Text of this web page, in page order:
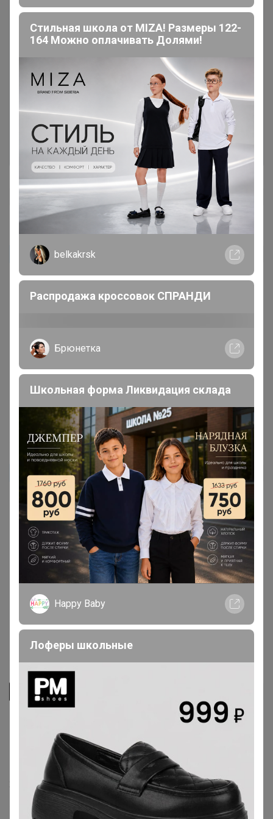
Чтобы написать комментарий необходимо
авторизоваться на сайте!
Это займет меньше минуты
Войти Зарегистрироваться
sliip2009 Автор уже получил заказ!
Один из моих фаворитов, очень ладный у него вкус и
аромат ! Люблю попробовать разные обжарки и
как хороший кофе в любимой кофейни.
19 марта, 2026 11:02
Татьяна Доронина Автор уже получил заказ!
Наверное стабильность, что ещё можно сказать за
этот кофе. Ни разу данный лот у вас не был каким-то
"ни тем". Просто вкусный кофе, а что ещё нужно...
Этот кофе как входной билет в мир нормального
кофе, начало начал, так сказать, особенно после
всякой горелой горькой мерзости и едкой кислоты,
как начинала когда-то с такого кофе, так до сих пор
высоко котирую. Благодарю.
18 марта, 2026 14:43
Tagirja
Дымящий кофе накрывает своим бархатным
покрывалом шоколада, с шифоновым шлейфом
орехов. А завершающим аккордом-легкая кислинка,
едва уловимая и чувственная. Потрясающий вкус!
29 марта, 2025 17:48
Стильная школа от MIZA! Размеры 122-
164 Можно оплачивать Долями!
belkakrsk
Распродажа кроссовок СПРАНДИ
Брюнетка
Школьная форма Ликвидация склада
Happy Baby
Лоферы школьные